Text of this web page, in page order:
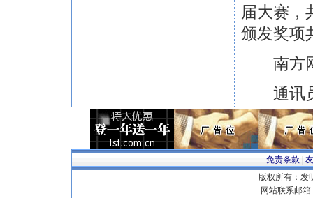
届大赛，
颁发奖项
南方网
通讯
免责条款
版权所有：发
网站联系邮箱